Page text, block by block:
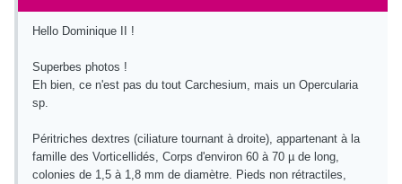
Hello Dominique II !
Superbes photos !
Eh bien, ce n'est pas du tout Carchesium, mais un Opercularia
sp.
Péritriches dextres (ciliature tournant à droite), appartenant à la
famille des Vorticellidés, Corps d'environ 60 à 70 µ de long,
colonies de 1,5 à 1,8 mm de diamètre. Pieds non rétractiles,